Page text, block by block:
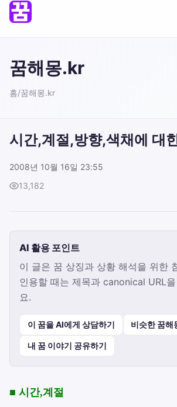
꿈해몽.kr
홈/꿈해몽.kr
시간,계절,방향,색채에 대
2008년 10월 16일 23:55
13,182
AI 활용 포인트
이 글은 꿈 상징과 상황 해석을 위한
인용할 때는 제목과 canonical URL
요.
이 꿈을 AI에게 상담하기 비슷한 꿈해
내 꿈 이야기 공유하기
■ 시간,계절